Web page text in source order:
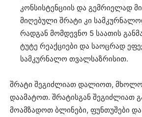
კონსისტენციის და გემრიელად
მიღებული შრატი კი
რადგან მომდევნო 5 საათის
ტუტე რეაქციები და საოცრად
სამკურნალო თვალსაზრისით.
შრატი შეგიძლიათ დალიოთ,
დაამატოთ. შრატისგან შეგიძლიათ
მოამზადოთ ბლინები, ფუნთუშები და